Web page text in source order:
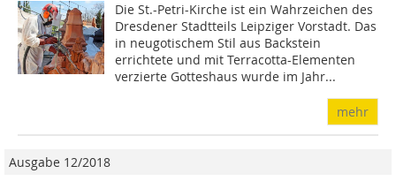
Die St.-Petri-Kirche ist ein Wahrzeichen des
Dresdener Stadtteils Leipziger Vorstadt. Das
in neugotischem Stil aus Backstein
errichtete und mit Terracotta-Elementen
verzierte Gotteshaus wurde im Jahr...
mehr
Ausgabe 12/2018